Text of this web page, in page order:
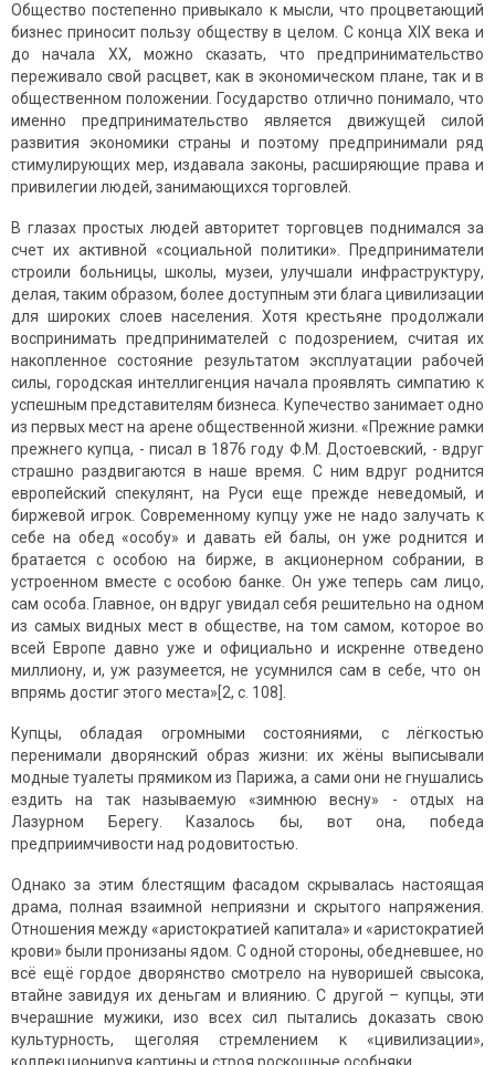
Общество постепенно привыкало к мысли, что процветающий
бизнес приносит пользу обществу в целом. С конца XIX века и
до начала XX, можно сказать, что предпринимательство
переживало свой расцвет, как в экономическом плане, так и в
общественном положении. Государство отлично понимало, что
именно предпринимательство является движущей силой
развития экономики страны и поэтому предпринимали ряд
стимулирующих мер, издавала законы, расширяющие права и
привилегии людей, занимающихся торговлей.
В глазах простых людей авторитет торговцев поднимался за
счет их активной «социальной политики». Предприниматели
строили больницы, школы, музеи, улучшали инфраструктуру,
делая, таким образом, более доступным эти блага цивилизации
для широких слоев населения. Хотя крестьяне продолжали
воспринимать предпринимателей с подозрением, считая их
накопленное состояние результатом эксплуатации рабочей
силы, городская интеллигенция начала проявлять симпатию к
успешным представителям бизнеса. Купечество занимает одно
из первых мест на арене общественной жизни. «Прежние рамки
прежнего купца, - писал в 1876 году Ф.М. Достоевский, - вдруг
страшно раздвигаются в наше время. С ним вдруг роднится
европейский спекулянт, на Руси еще прежде неведомый, и
биржевой игрок. Современному купцу уже не надо залучать к
себе на обед «особу» и давать ей балы, он уже роднится и
братается с особою на бирже, в акционерном собрании, в
устроенном вместе с особою банке. Он уже теперь сам лицо,
сам особа. Главное, он вдруг увидал себя решительно на одном
из самых видных мест в обществе, на том самом, которое во
всей Европе давно уже и официально и искренне отведено
миллиону, и, уж разумеется, не усумнился сам в себе, что он
впрямь достиг этого места»[2, с. 108].
Купцы, обладая огромными состояниями, с лёгкостью
перенимали дворянский образ жизни: их жёны выписывали
модные туалеты прямиком из Парижа, а сами они не гнушались
ездить на так называемую «зимнюю весну» - отдых на
Лазурном Берегу. Казалось бы, вот она, победа
предприимчивости над родовитостью.
Однако за этим блестящим фасадом скрывалась настоящая
драма, полная взаимной неприязни и скрытого напряжения.
Отношения между «аристократией капитала» и «аристократией
крови» были пронизаны ядом. С одной стороны, обедневшее, но
всё ещё гордое дворянство смотрело на нуворишей свысока,
втайне завидуя их деньгам и влиянию. С другой – купцы, эти
вчерашние мужики, изо всех сил пытались доказать свою
культурность, щеголяя стремлением к «цивилизации»,